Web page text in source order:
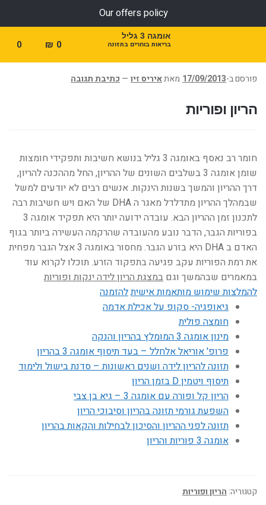
Our offers policy
אומגה 3 גליל
בריאות בוחרים בתזונה ₪ 0
0
פורסם ב-17/09/2013 מאתאיריס זיו — כתיבת תגובה
הריון ופוריות
חומר רב נאסף באומגה 3 גליל בנושא חשיבות ותפקידי חומצות
שומן אומגה 3 בשלבים השונים של ההריון, החל מההכנה להריון,
דרך ההריון והמשך בשנות הינקות. אנשים רבים לא יודעים למשל
שבמהלך ההריון מתדלדל מאגר ה DHA של האם ויש חשיבות רבה
לתכנון זמן ההריון הבא. עובדה ידועה יותר היא תפקיד אומגה 3
בפוריות הגבר, הדבר נובע מהעובדה שהרקמה העשירה ביותר בגוף
האדם ב DHA היא בזרע הגבר. מחסור באומגה 3 אצל הגבר מפחית
את רמת הפוריות עקב פגיעה בתפקוד הזרע. תוכלו לקרוא עוד
במאמרים שבהמשך וגם במצגת הריון לידה ינקות ופוריות
להמלצות שימוש מותאמות אישיתלהזמנה
גיאופגיה- סקופ על אכילת אדמה
חומצה פולית
מינון אומגה 3 המומלץ בהריון והנקה
פרופ' אוריאל אלחלל – בעד תיסוף אומגה 3 בהריון
תזונה להריון לידה ושנים ראשונות – סדנת בישול ולימוד
תיסוף ויטמין D בזמן הריון
הריון קל ופורה עם אומגה 3 – גיא בן צבי
השפעת גורמי תזונה בהריון וסיבוכי הריון
תזונה לפני ההריון והסיכון לבחילות והקאות בהריון
אומגה 3 פוריות והריון
קטגוריה:הריון ופוריות